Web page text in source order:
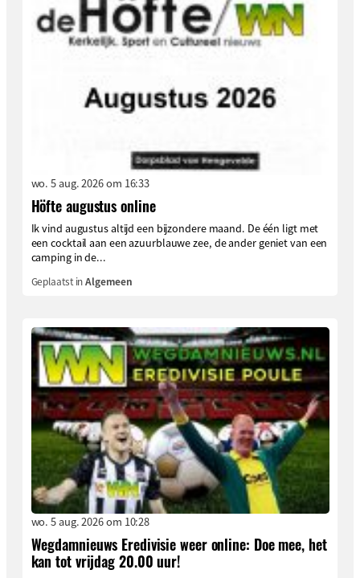
wo. 5 aug. 2026 om 16:33
Höfte augustus online
Ik vind augustus altijd een bijzondere maand. De één ligt met
een cocktail aan een azuurblauwe zee, de ander geniet van een
camping in de...
Geplaatst inAlgemeen
wo. 5 aug. 2026 om 10:28
Wegdamnieuws Eredivisie weer online: Doe mee, het
kan tot vrijdag 20.00 uur!